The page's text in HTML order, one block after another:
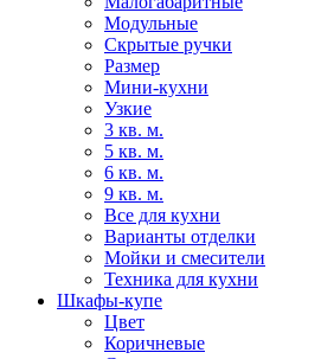
Модульные
Скрытые ручки
Размер
Мини-кухни
Узкие
3 кв. м.
5 кв. м.
6 кв. м.
9 кв. м.
Все для кухни
Варианты отделки
Мойки и смесители
Техника для кухни
Шкафы-купе
Цвет
Коричневые